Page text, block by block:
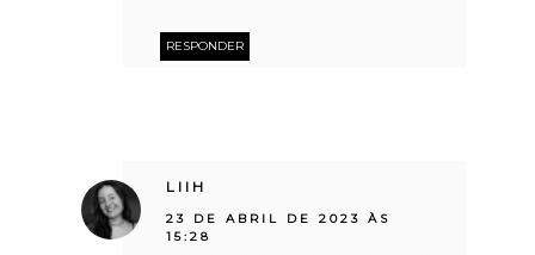
RESPONDER
LIIH
23 DE ABRIL DE 2023 ÀS
15:28